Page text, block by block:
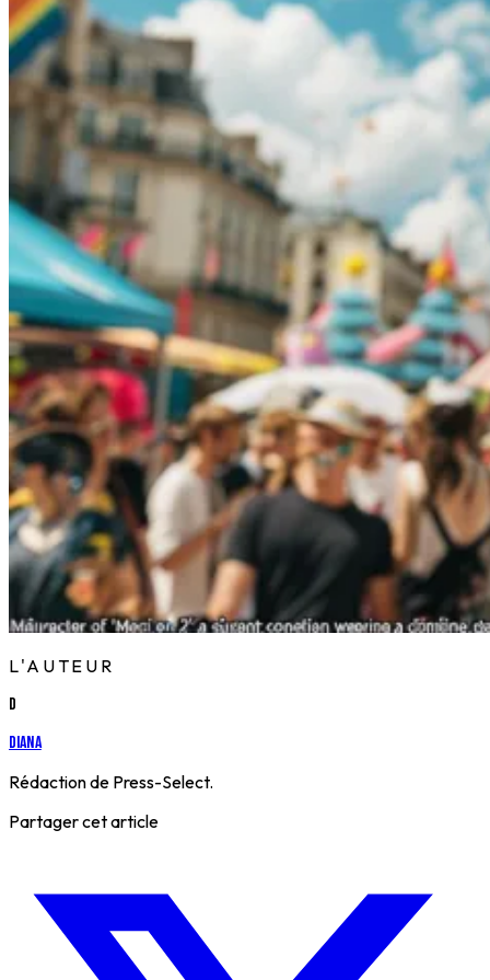
L'AUTEUR
D
Diana
Rédaction de Press-Select.
Partager cet article